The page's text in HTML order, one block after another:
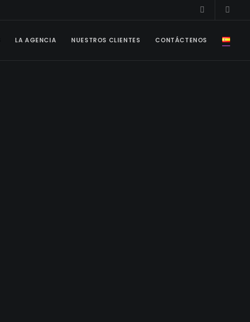
LA AGENCIA NUESTROS CLIENTES CONTÁCTENOS